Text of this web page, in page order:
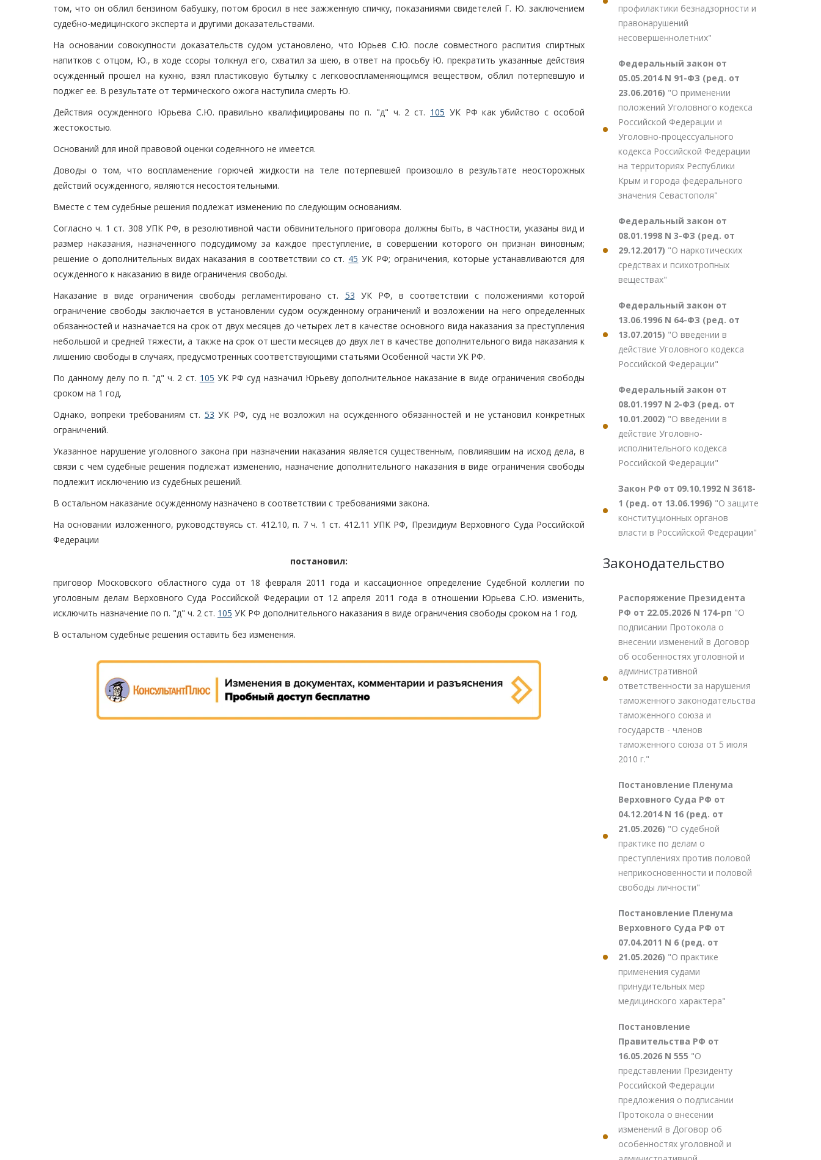
том, что он облил бензином бабушку, потом бросил в нее зажженную спичку, показаниями свидетелей Г. Ю. заключением
судебно-медицинского эксперта и другими доказательствами.
На основании совокупности доказательств судом установлено, что Юрьев С.Ю. после совместного распития спиртных
напитков с отцом, Ю., в ходе ссоры толкнул его, схватил за шею, в ответ на просьбу Ю. прекратить указанные действия
осужденный прошел на кухню, взял пластиковую бутылку с легковоспламеняющимся веществом, облил потерпевшую и
поджег ее. В результате от термического ожога наступила смерть Ю.
Действия осужденного Юрьева С.Ю. правильно квалифицированы по п. "д" ч. 2 ст. 105 УК РФ как убийство с особой
жестокостью.
Оснований для иной правовой оценки содеянного не имеется.
Доводы о том, что воспламенение горючей жидкости на теле потерпевшей произошло в результате неосторожных
действий осужденного, являются несостоятельными.
Вместе с тем судебные решения подлежат изменению по следующим основаниям.
Согласно ч. 1 ст. 308 УПК РФ, в резолютивной части обвинительного приговора должны быть, в частности, указаны вид и
размер наказания, назначенного подсудимому за каждое преступление, в совершении которого он признан виновным;
решение о дополнительных видах наказания в соответствии со ст. 45 УК РФ; ограничения, которые устанавливаются для
осужденного к наказанию в виде ограничения свободы.
Наказание в виде ограничения свободы регламентировано ст. 53 УК РФ, в соответствии с положениями которой
ограничение свободы заключается в установлении судом осужденному ограничений и возложении на него определенных
обязанностей и назначается на срок от двух месяцев до четырех лет в качестве основного вида наказания за преступления
небольшой и средней тяжести, а также на срок от шести месяцев до двух лет в качестве дополнительного вида наказания к
лишению свободы в случаях, предусмотренных соответствующими статьями Особенной части УК РФ.
По данному делу по п. "д" ч. 2 ст. 105 УК РФ суд назначил Юрьеву дополнительное наказание в виде ограничения свободы
сроком на 1 год.
Однако, вопреки требованиям ст. 53 УК РФ, суд не возложил на осужденного обязанностей и не установил конкретных
ограничений.
Указанное нарушение уголовного закона при назначении наказания является существенным, повлиявшим на исход дела, в
связи с чем судебные решения подлежат изменению, назначение дополнительного наказания в виде ограничения свободы
подлежит исключению из судебных решений.
В остальном наказание осужденному назначено в соответствии с требованиями закона.
На основании изложенного, руководствуясь ст. 412.10, п. 7 ч. 1 ст. 412.11 УПК РФ, Президиум Верховного Суда Российской
Федерации
постановил:
приговор Московского областного суда от 18 февраля 2011 года и кассационное определение Судебной коллегии по
уголовным делам Верховного Суда Российской Федерации от 12 апреля 2011 года в отношении Юрьева С.Ю. изменить,
исключить назначение по п. "д" ч. 2 ст. 105 УК РФ дополнительного наказания в виде ограничения свободы сроком на 1 год.
В остальном судебные решения оставить без изменения.
профилактики безнадзорности и
правонарушений
несовершеннолетних"
Федеральный закон от
05.05.2014 N 91-ФЗ (ред. от
23.06.2016) "О применении
положений Уголовного кодекса
Российской Федерации и
Уголовно-процессуального
кодекса Российской Федерации
на территориях Республики
Крым и города федерального
значения Севастополя"
Федеральный закон от
08.01.1998 N 3-ФЗ (ред. от
29.12.2017) "О наркотических
средствах и психотропных
веществах"
Федеральный закон от
13.06.1996 N 64-ФЗ (ред. от
13.07.2015) "О введении в
действие Уголовного кодекса
Российской Федерации"
Федеральный закон от
08.01.1997 N 2-ФЗ (ред. от
10.01.2002) "О введении в
действие Уголовно-
исполнительного кодекса
Российской Федерации"
Закон РФ от 09.10.1992 N 3618-
1 (ред. от 13.06.1996) "О защите
конституционных органов
власти в Российской Федерации"
Законодательство
Распоряжение Президента
РФ от 22.05.2026 N 174-рп "О
подписании Протокола о
внесении изменений в Договор
об особенностях уголовной и
административной
ответственности за нарушения
таможенного законодательства
таможенного союза и
государств - членов
таможенного союза от 5 июля
2010 г."
Постановление Пленума
Верховного Суда РФ от
04.12.2014 N 16 (ред. от
21.05.2026) "О судебной
практике по делам о
преступлениях против половой
неприкосновенности и половой
свободы личности"
Постановление Пленума
Верховного Суда РФ от
07.04.2011 N 6 (ред. от
21.05.2026) "О практике
применения судами
принудительных мер
медицинского характера"
Постановление
Правительства РФ от
16.05.2026 N 555 "О
представлении Президенту
Российской Федерации
предложения о подписании
Протокола о внесении
изменений в Договор об
особенностях уголовной и